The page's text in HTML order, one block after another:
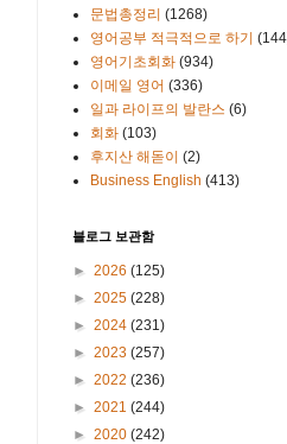
문법총정리 (1268)
영어공부 적극적으로 하기
영어기초회화 (934)
이메일 영어 (336)
일과 라이프의 발란스 (6)
회화 (103)
후지산 해돋이 (2)
Business English (413)
블로그 보관함
► 2026 (125)
► 2025 (228)
► 2024 (231)
► 2023 (257)
► 2022 (236)
► 2021 (244)
► 2020 (242)